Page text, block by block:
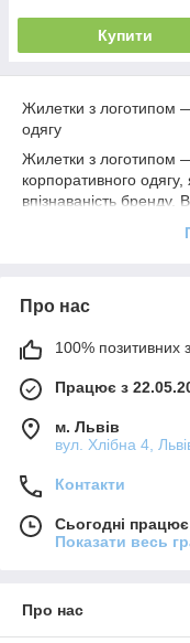
Купити
Жилетки з логотипом
одягу
Жилетки з логотипом
корпоративного одягу,
впізнаваність бренду.
роботи в різних
Для бізнесу
вигляд команди,
створює відчуття
Чому компанії
логотипом на
Жилетка забезпечує
перевантаження
для роботи в
Про нас
100% позитивних з
Працює з
м. Львів
вул. Хлібна 4,
Контакти
Сьогодні
Показати весь
Про нас